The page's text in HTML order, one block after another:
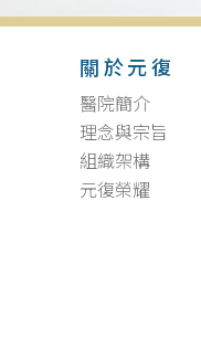
關於元復
醫院簡介
理念與宗旨
組織架構
元復榮耀